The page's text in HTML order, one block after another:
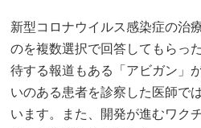
新型コロナウイルス感染症の治
のを複数選択で回答してもらっ
待する報道もある「アビガン」
いのある患者を診察した医師で
います。また、開発が進むワク